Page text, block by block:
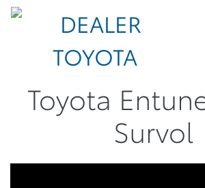
Toyota
Survol